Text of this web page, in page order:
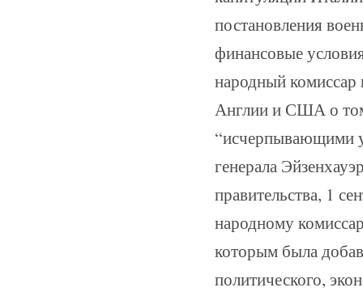
постановления
финансовые
народный
Англии и США о
“исчерпывающими
генерала
правительства, 1
народному
которым была
политического,